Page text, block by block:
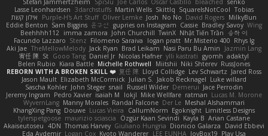
Stefan Jammertzheim
SpiSlu Joe Carlos Oscar Castillo bleached senko
Lasse Leonhardsen 3darchstuffs Martin Wells Skittlq SquareIsNotCool Tobias
אילון קשת
Purple-H's Art Stuff Oliver Lemke Josh No No David Rogers MilkyBun
Eddie Benton Sam Biggins 윤구선 gupries on Instagram Cassie Bradley Savoy Wing
Beehhhh112 imma zamora John Churchill TwinX Nhật Tiến Trần 승하 이
Facundo Lazzaro Stenz Filomeno Saraiva logan pratt Mr.Misterio 400 Rhys lg
Aki Jae TheMellowMelody Jack Ryan Brad Leikam Nasi Paru Bu Amin
Jazmin Lang
宥任 陳 St Gooo Tang Daniel Jr Nicolas Hafner ylli kastrati gyomh adaktyl
Belen Rubio Kiara Battle Michelle Rothwell Miitshii Niki Shterev RussJones
REBORN WITH A BROKEN SKILL ❤️ 复任 陳 Lloyd Collidge Lev Schwartz Jared Ross
Jason Mault Elizabeth McCormick Julian S. Jakob Recknagel Luke willard
Sascha Kohler John Steger snail Russell Wilder Demerui Jace Perrodin
Jeremy Ingram Pedro Xavier isaiah M lokjl Mike Wellfare ratman Lucas M. Morone
WyvernLang Manny Morales Randal Falcone Der Le Meshal Alshammari
KhangXing Pang Douwe Lucas Vieira CallumNorm Egoknight Limitless Designs
tylerspetgoose maurizio sciascia Özgür Kaan Sevindi Kayla B Arian Castane
Akaiseutoseu 4DN Thomas Harvey Giuliano Hungria Dionicio Galarza
David Ebbevi
Eda Aydemir Logan Cox Kyoto Wanderer LEE EUNHA JoyBox19 Play Usa